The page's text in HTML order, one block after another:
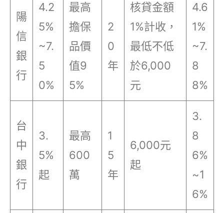
陽
信
銀
行
4.2
5%
~7.
5
0%
最高
擔保
品價
值9
5%
2
0
年
核貸金額
1%計收，
最低不低
於6,000
元
4.6
1%
~7.
8
8%
台
中
銀
行
3.
5%
起
最高
600
萬
1
5
年
6,000元
起
3.
8
6%
~1
6%